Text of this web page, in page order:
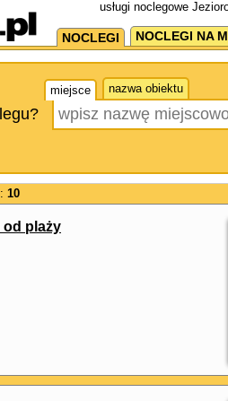
usługi noclegowe
NOCLEGI NOCLEGI NA
miejsce nazwa obiektu
10
od plaży